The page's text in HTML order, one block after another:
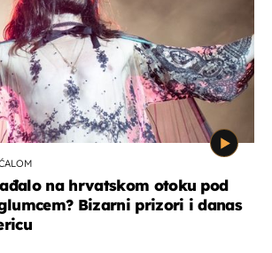
na hrvatskom otoku pod
Bizarni prizori i danas